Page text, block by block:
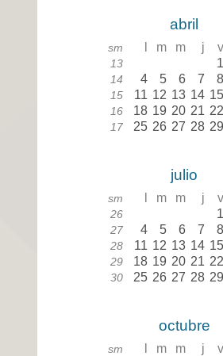
abril
sm m m j v
13 1
14 4 5 6 7 8
15 11 12 13 14 15
16 18 19 20 21 22
17 25 26 27 28 29
julio
sm m m j v
26 1
27 4 5 6 7 8
28 11 12 13 14 15
29 18 19 20 21 22
30 25 26 27 28 29
octubre
sm m m j v